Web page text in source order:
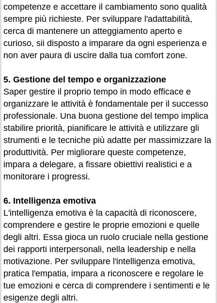
competenze e accettare il cambiamento sono qualità
sempre più richieste. Per sviluppare l'adattabilità,
cerca di mantenere un atteggiamento aperto e
curioso, sii disposto a imparare da ogni esperienza e
non aver paura di uscire dalla tua comfort zone.
5. Gestione del tempo e organizzazione
Saper gestire il proprio tempo in modo efficace e
organizzare le attività è fondamentale per il successo
professionale. Una buona gestione del tempo implica
stabilire priorità, pianificare le attività e utilizzare gli
strumenti e le tecniche più adatte per massimizzare la
produttività. Per migliorare queste competenze,
impara a delegare, a fissare obiettivi realistici e a
monitorare i progressi.
6. Intelligenza emotiva
L'intelligenza emotiva è la capacità di riconoscere,
comprendere e gestire le proprie emozioni e quelle
degli altri. Essa gioca un ruolo cruciale nella gestione
dei rapporti interpersonali, nella leadership e nella
motivazione. Per sviluppare l'intelligenza emotiva,
pratica l'empatia, impara a riconoscere e regolare le
tue emozioni e cerca di comprendere i sentimenti e le
esigenze degli altri.